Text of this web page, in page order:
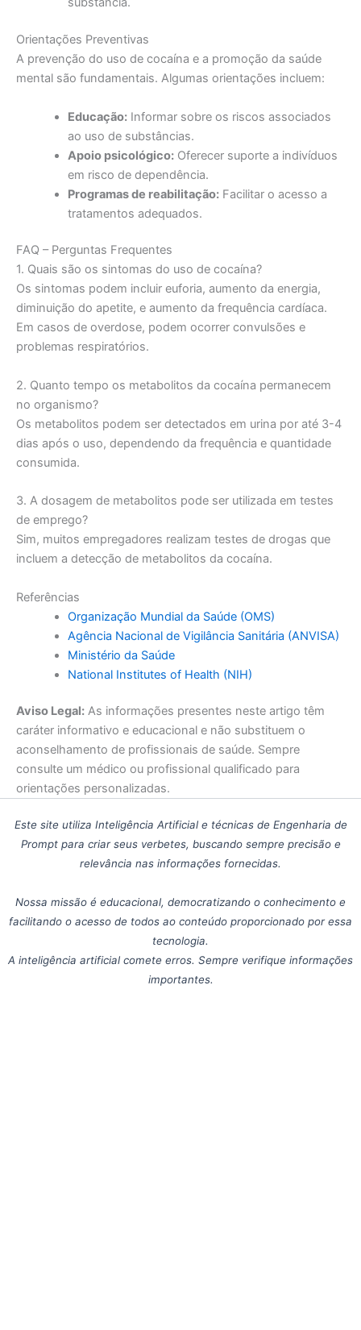
Orientações Preventivas
A prevenção do uso de cocaína e a promoção da saúde
mental são fundamentais. Algumas orientações incluem:
Educação:Informar sobre os riscos associados
ao uso de substâncias.
Apoio psicológico:Oferecer suporte a indivíduos
em risco de dependência.
Programas de reabilitação:Facilitar o acesso a
tratamentos adequados.
FAQ – Perguntas Frequentes
1. Quais são os sintomas do uso de cocaína?
Os sintomas podem incluir euforia, aumento da energia,
diminuição do apetite, e aumento da frequência cardíaca.
Em casos de overdose, podem ocorrer convulsões e
problemas respiratórios.
2. Quanto tempo os metabolitos da cocaína permanecem
no organismo?
Os metabolitos podem ser detectados em urina por até 3-4
dias após o uso, dependendo da frequência e quantidade
consumida.
3. A dosagem de metabolitos pode ser utilizada em testes
de emprego?
Sim, muitos empregadores realizam testes de drogas que
incluem a detecção de metabolitos da cocaína.
Referências
Organização Mundial da Saúde (OMS)
Agência Nacional de Vigilância Sanitária (ANVISA)
Ministério da Saúde
National Institutes of Health (NIH)
Aviso Legal: As informações presentes neste artigo têm
caráter informativo e educacional e não substituem o
aconselhamento de profissionais de saúde. Sempre
consulte um médico ou profissional qualificado para
orientações personalizadas.
Este site utiliza Inteligência Artificial e técnicas de Engenharia de
Prompt para criar seus verbetes, buscando sempre precisão e
relevância nas informações fornecidas.
Nossa missão é educacional, democratizando o conhecimento e
facilitando o acesso de todos ao conteúdo proporcionado por essa
tecnologia.
A inteligência artificial comete erros. Sempre verifique informações
importantes.